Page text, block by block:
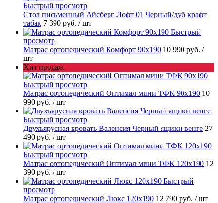
Быстрый просмотр
Стол письменный Айсберг Лофт 01 Черный/дуб крафт
табак 7 390 руб. / шт
Быстрый
просмотр
Матрас ортопедический Комфорт 90х190 10 990 руб. /
шт
Хит продаж
Быстрый просмотр
Матрас ортопедический Оптимал мини ТФК 90х190 10
990 руб. / шт
Быстрый просмотр
Двухъярусная кровать Валенсия Черный ящики венге 27
490 руб. / шт
Быстрый просмотр
Матрас ортопедический Оптимал мини ТФК 120х190 12
390 руб. / шт
Быстрый
просмотр
Матрас ортопедический Люкс 120х190 12 790 руб. / шт